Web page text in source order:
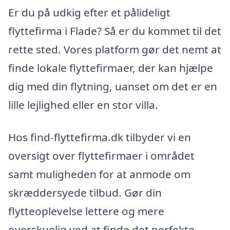
Er du på udkig efter et pålideligt
flyttefirma i Flade? Så er du kommet til det
rette sted. Vores platform gør det nemt at
finde lokale flyttefirmaer, der kan hjælpe
dig med din flytning, uanset om det er en
lille lejlighed eller en stor villa.
Hos find-flyttefirma.dk tilbyder vi en
oversigt over flyttefirmaer i området
samt muligheden for at anmode om
skræddersyede tilbud. Gør din
flytteoplevelse lettere og mere